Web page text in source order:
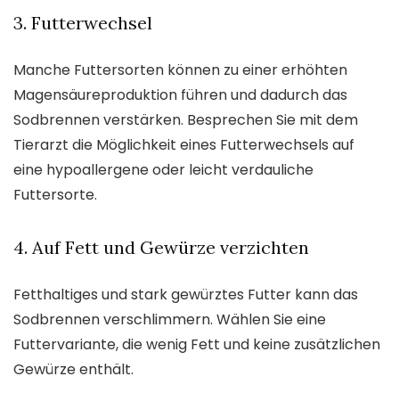
3. Futterwechsel
Manche Futtersorten können zu einer erhöhten
Magensäureproduktion führen und dadurch das
Sodbrennen verstärken. Besprechen Sie mit dem
Tierarzt die Möglichkeit eines Futterwechsels auf
eine hypoallergene oder leicht verdauliche
Futtersorte.
4. Auf Fett und Gewürze verzichten
Fetthaltiges und stark gewürztes Futter kann das
Sodbrennen verschlimmern. Wählen Sie eine
Futtervariante, die wenig Fett und keine zusätzlichen
Gewürze enthält.